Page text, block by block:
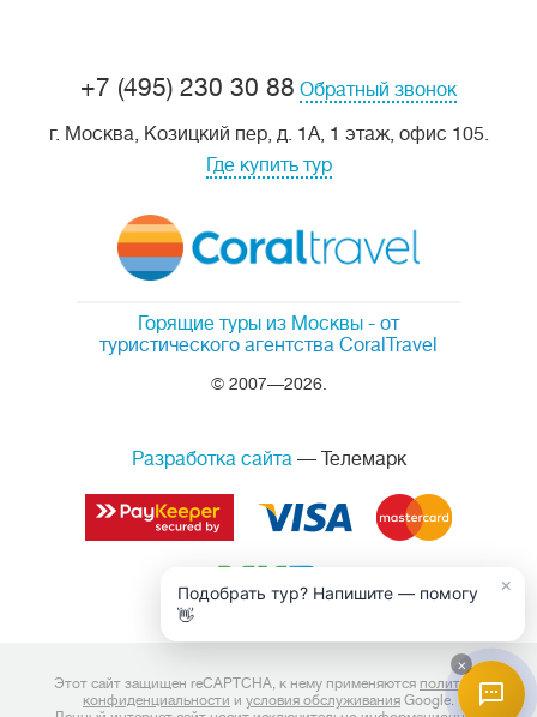
Горящие туры из Москвы - от
туристического агентства CoralTravel
© 2007—2026.
+7 (495) 230 30 88 Обратный звонок
г. Москва, Козицкий пер, д. 1А, 1 этаж, офис 105.
Где купить тур
Разработка сайта— Телемарк
Этот сайт защищен reCAPTCHA, к нему применяются политика
конфиденциальности и условия обслуживания Google.
×
Подобрать тур? Напишите — помогу
👋
×